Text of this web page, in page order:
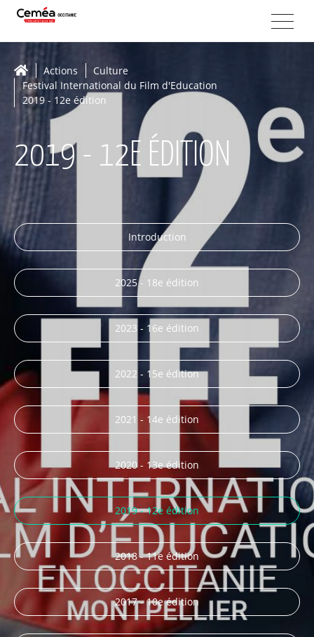
Actions
Culture
Festival International du Film d'Education
2019 - 12e édition
2019 - 12E ÉDITION
Introduction
2025 - 18e édition
2023 - 16e édition
2022 - 15e édition
2021 - 14e édition
2020 - 13e édition
2019 - 12e édition
2018 - 11e édition
2017 - 10e édition